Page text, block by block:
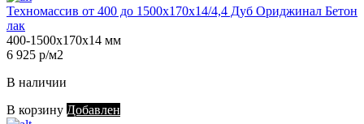
Техномассив от 400 до 1500х170х14/4,4 Дуб Ориджинал Бетон
лак
400-1500х170х14 мм
6 925 р/м2
В наличии
В корзину Добавлен